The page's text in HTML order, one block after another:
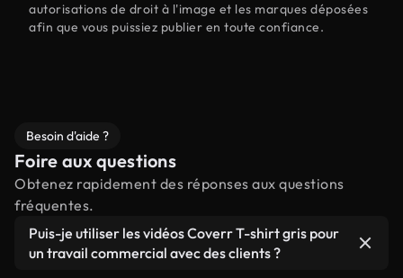
autorisations de droit à l'image et les marques déposées
afin que vous puissiez publier en toute confiance.
Besoin d'aide ?
Foire aux questions
Obtenez rapidement des réponses aux questions
fréquentes.
Puis-je utiliser les vidéos Coverr T-shirt gris pour
un travail commercial avec des clients ?